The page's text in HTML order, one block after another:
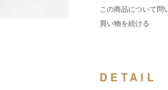
この商品について問
買い物を続ける
DETAIL